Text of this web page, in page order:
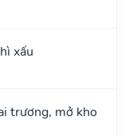
xấu
trương, mở kho